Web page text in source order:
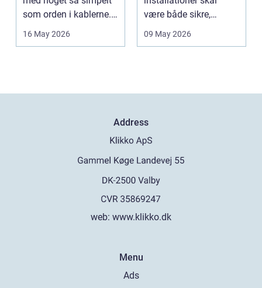
som orden i kablerne.
16 May 2026
være både sikre,
09 May 2026
Address
web: www.klikko.dk
Menu
Ads